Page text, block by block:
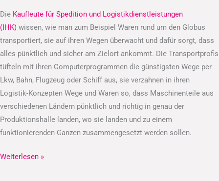
Die Kaufleute für Spedition und Logistikdienstleistungen
(IHK) wissen, wie man zum Beispiel Waren rund um den Globus
transportiert, sie auf ihren Wegen überwacht und dafür sorgt, dass
alles pünktlich und sicher am Zielort ankommt. Die Transportprofis
tüfteln mit ihren Computerprogrammen die günstigsten Wege per
Lkw, Bahn, Flugzeug oder Schiff aus, sie verzahnen in ihren
Logistik-Konzepten Wege und Waren so, dass Maschinenteile aus
verschiedenen Ländern pünktlich und richtig in genau der
Produktionshalle landen, wo sie landen und zu einem
funktionierenden Ganzen zusammengesetzt werden sollen.
Weiterlesen »